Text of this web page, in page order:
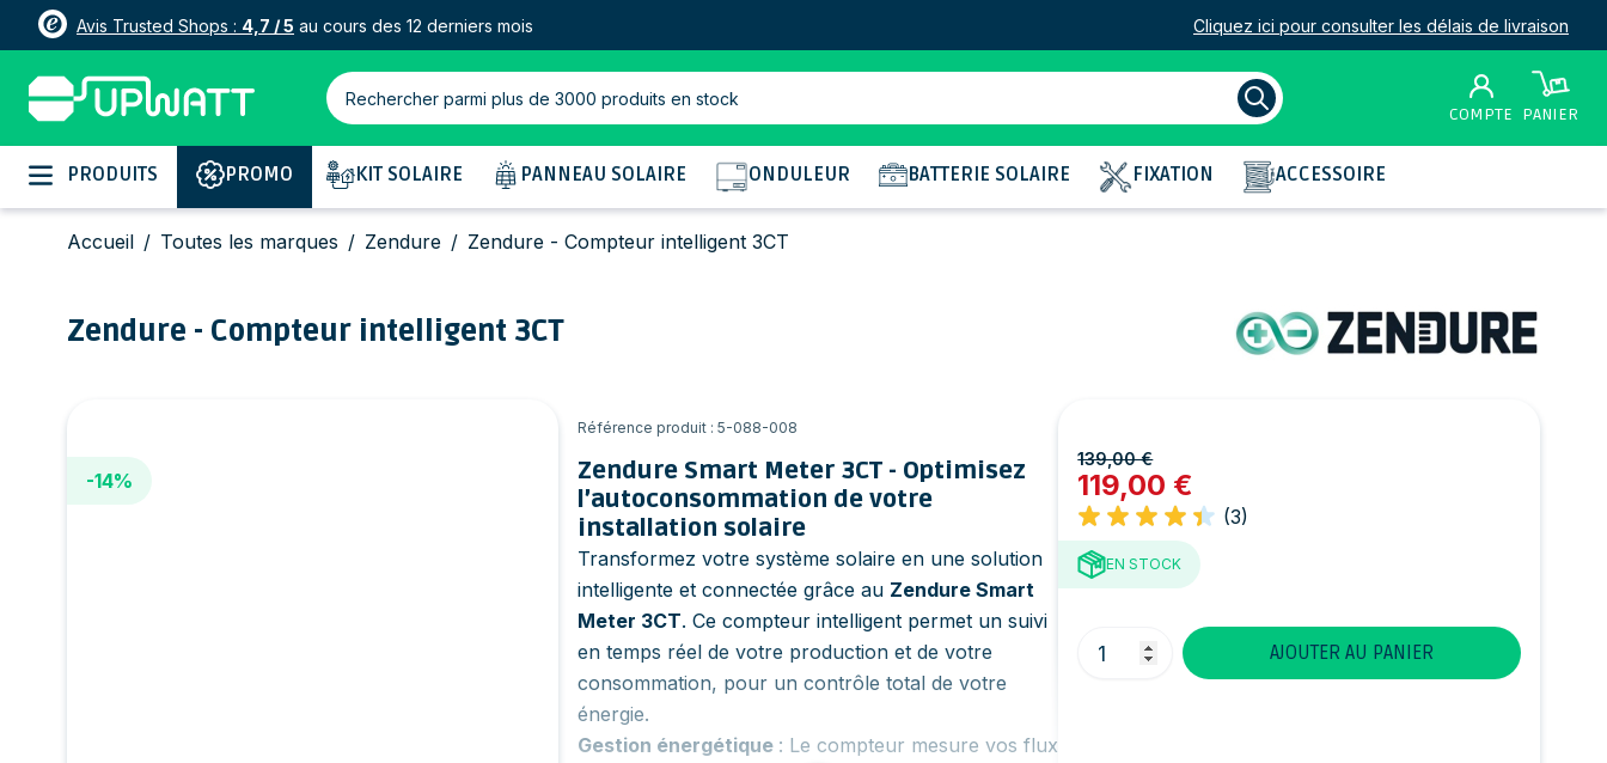
Avis Trusted Shops : 4,7 / 5 au cours des 12 derniers mois Cliquez ici pour consulter les délais de livraison
Rechercher parmi plus de 3000 produits en stock
COMPTE PANIER
Allez au contenu
PRODUITS PROMO KIT SOLAIRE PANNEAU SOLAIRE ONDULEUR BATTERIE SOLAIRE FIXATION ACCESSOIRE
Accueil / Toutes les marques / Zendure / Zendure - Compteur intelligent 3CT
Zendure - Compteur intelligent 3CT
Référence produit : 5-088-008
Zendure Smart Meter 3CT - Optimisez
l’autoconsommation de votre
installation solaire
Transformez votre système solaire en une solution
intelligente et connectée grâce au Zendure Smart
Meter 3CT. Ce compteur intelligent permet un suivi
en temps réel de votre production et de votre
consommation, pour un contrôle total de votre
énergie.
Gestion énergétique : Le compteur mesure vos flux
139,00 €
119,00 €
(3)
EN STOCK
Quantité
AJOUTER AU PANIER
-14%